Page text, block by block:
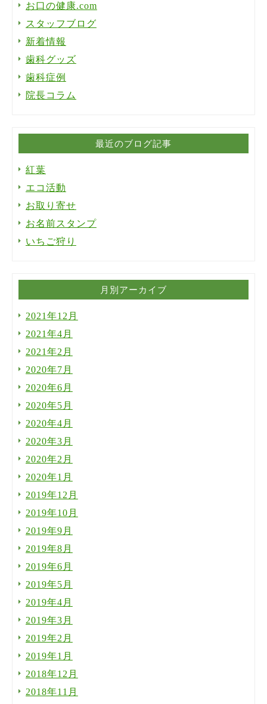
お口の健康.com
スタッフブログ
新着情報
歯科グッズ
歯科症例
院長コラム
最近のブログ記事
紅葉
エコ活動
お取り寄せ
お名前スタンプ
いちご狩り
月別アーカイブ
2021年12月
2021年4月
2021年2月
2020年7月
2020年6月
2020年5月
2020年4月
2020年3月
2020年2月
2020年1月
2019年12月
2019年10月
2019年9月
2019年8月
2019年6月
2019年5月
2019年4月
2019年3月
2019年2月
2019年1月
2018年12月
2018年11月